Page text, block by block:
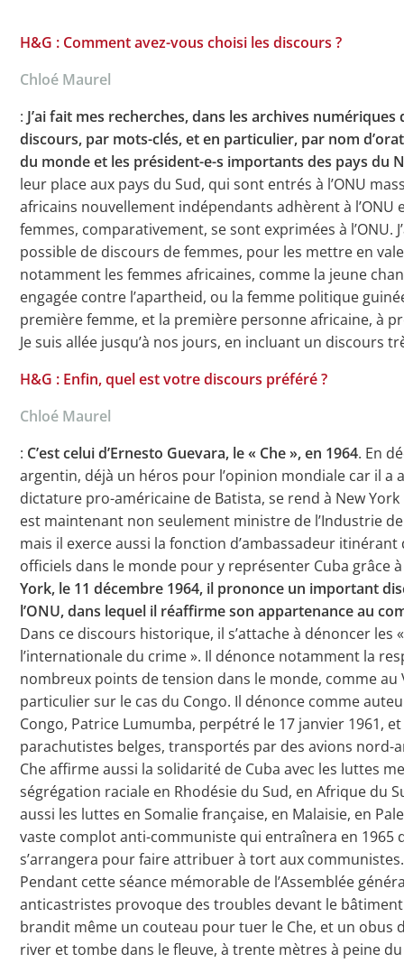
H&G : Comment avez-vous choisi les discours ?
Chloé Maurel
: J’ai fait mes recherches, dans les archives
discours, par mots-clés, et en particulier, par nom
du monde et les président-e-s importants des pays du
leur place aux pays du Sud, qui sont entrés à l’ONU
africains nouvellement indépendants adhèrent à l’ONU
femmes, comparativement, se sont exprimées à l’ONU.
possible de discours de femmes, pour les mettre en
notamment les femmes africaines, comme la jeune
engagée contre l’apartheid, ou la femme politique
première femme, et la première personne africaine, à
Je suis allée jusqu’à nos jours, en incluant un discours
H&G : Enfin, quel est votre discours préféré ?
Chloé Maurel
: C’est celui d’Ernesto Guevara, le « Che », en 1964. En
argentin, déjà un héros pour l’opinion mondiale car il a
dictature pro-américaine de Batista, se rend à New
est maintenant non seulement ministre de l’Industrie
mais il exerce aussi la fonction d’ambassadeur
officiels dans le monde pour y représenter Cuba grâce
York, le 11 décembre 1964, il prononce un important
l’ONU, dans lequel il réaffirme son appartenance au
Dans ce discours historique, il s’attache à dénoncer les
l’internationale du crime ». Il dénonce notamment la
nombreux points de tension dans le monde, comme au
particulier sur le cas du Congo. Il dénonce comme
Congo, Patrice Lumumba, perpétré le 17 janvier 1961,
parachutistes belges, transportés par des avions nord-
Che affirme aussi la solidarité de Cuba avec les luttes
ségrégation raciale en Rhodésie du Sud, en Afrique du
aussi les luttes en Somalie française, en Malaisie, en
vaste complot anti-communiste qui entraînera en 1965
s’arrangera pour faire attribuer à tort aux communistes.
Pendant cette séance mémorable de l’Assemblée
anticastristes provoque des troubles devant le bâtiment
brandit même un couteau pour tuer le Che, et un obus
river et tombe dans le fleuve, à trente mètres à peine